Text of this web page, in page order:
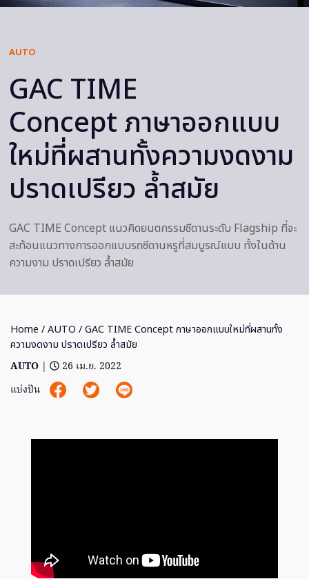
AUTO
GAC TIME
Concept ภาษาออกแบบ
ใหม่ที่ผสานทั้งความงดงาม
ปราดเปรียว ล้ำสมัย
GAC TIME Concept แนวคิดยนตกรรมซีดานระดับ Flagship ที่จะ
สะท้อนแนวทางการออกแบบรถซีดานหรูที่สมบูรณ์แบบ ทั้งในด้าน
ความงาม ปราดเปรียว ล้ำสมัย
Home /AUTO / GAC TIME Concept ภาษาออกแบบใหม่ที่ผสานทั้ง
ความงดงาม ปราดเปรียว ล้ำสมัย
AUTO |
26 เม.ย. 2022
แบ่งปัน